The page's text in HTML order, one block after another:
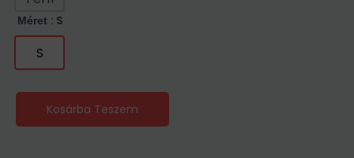
Méret : S
S
Kosárba Teszem